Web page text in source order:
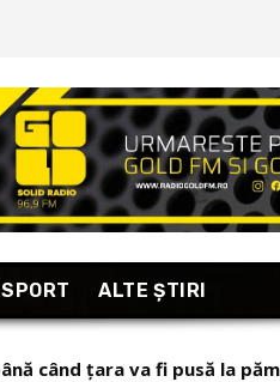
SPORT ALTE ŞTIRI
când țara va fi pusă la
realismului. Soluția